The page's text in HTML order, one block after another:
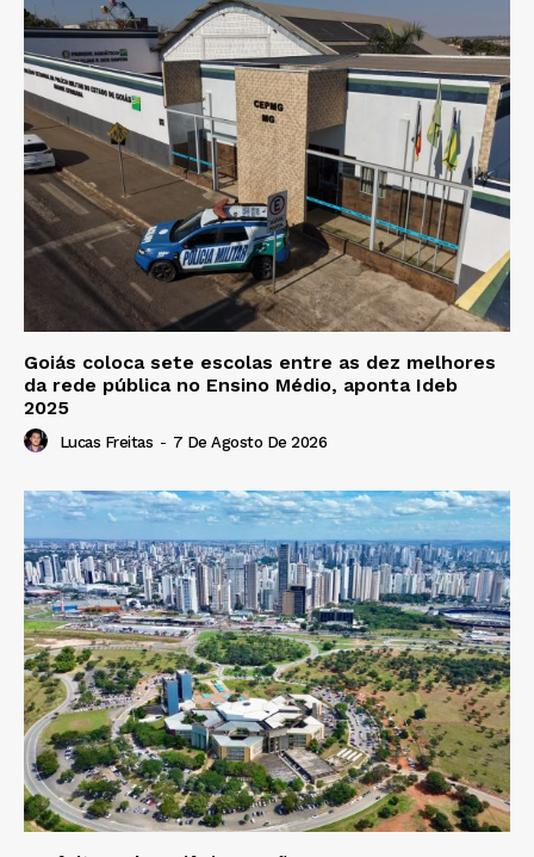
Goiás coloca sete escolas entre as dez melhores
da rede pública no Ensino Médio, aponta Ideb
2025
Lucas Freitas - 7 De Agosto De 2026